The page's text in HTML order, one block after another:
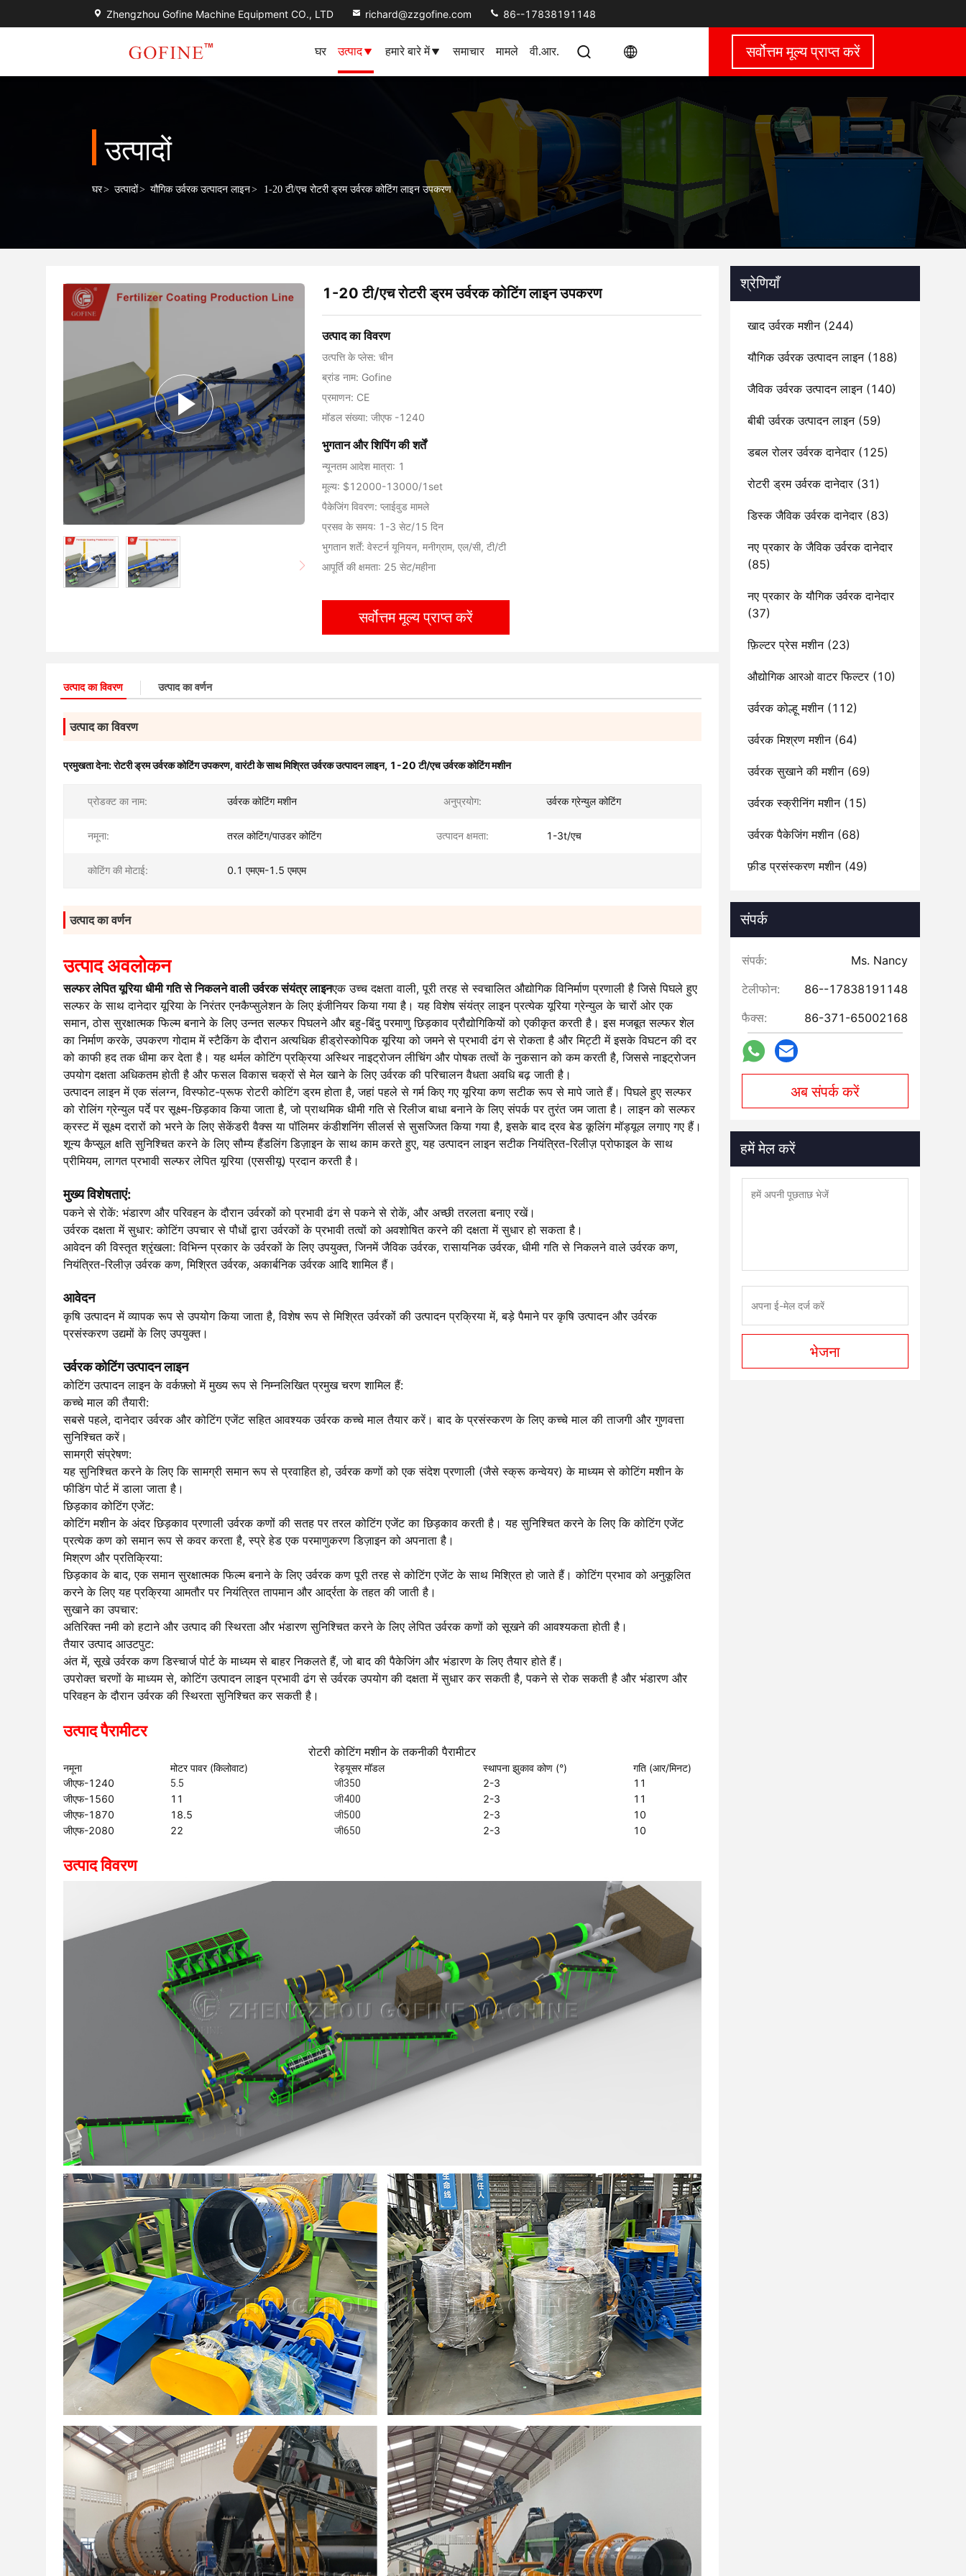
Zhengzhou Gofine Machine Equipment CO., LTD richard@zzgofine.com 86--17838191148
घर उत्पाद हमारे बारे में समाचार मामले वी.आर. सर्वोत्तम मूल्य प्राप्त करें
उत्पादों
घर> उत्पादों> यौगिक उर्वरक उत्पादन लाइन> 1-20 टी/एच रोटरी ड्रम उर्वरक कोटिंग लाइन उपकरण
1-20 टी/एच रोटरी ड्रम उर्वरक कोटिंग लाइन उपकरण
उत्पाद का विवरण
उत्पत्ति के प्लेस: चीन
ब्रांड नाम: Gofine
प्रमाणन: CE
मॉडल संख्या: जीएफ -1240
भुगतान और शिपिंग की शर्तें
न्यूनतम आदेश मात्रा: 1
मूल्य: $12000-13000/1set
पैकेजिंग विवरण: प्लाईवुड मामले
प्रसव के समय: 1-3 सेट/15 दिन
भुगतान शर्तें: वेस्टर्न यूनियन, मनीग्राम, एल/सी, टी/टी
आपूर्ति की क्षमता: 25 सेट/महीना
सर्वोत्तम मूल्य प्राप्त करें
उत्पाद का विवरण उत्पाद का वर्णन
उत्पाद का विवरण
प्रमुखता देना:रोटरी ड्रम उर्वरक कोटिंग उपकरण,वारंटी के साथ मिश्रित उर्वरक उत्पादन लाइन, 1-20 टी/एच उर्वरक कोटिंग मशीन
प्रोडक्ट का नाम: उर्वरक कोटिंग मशीन अनुप्रयोग: उर्वरक ग्रेन्युल कोटिंग
नमूना: तरल कोटिंग/पाउडर कोटिंग उत्पादन क्षमता: 1-3t/एच
कोटिंग की मोटाई: 0.1 एमएम-1.5 एमएम
उत्पाद का वर्णन
उत्पाद अवलोकन
सल्फर लेपित यूरिया धीमी गति से निकलने वाली उर्वरक संयंत्र लाइनएक उच्च दक्षता वाली, पूरी तरह से स्वचालित औद्योगिक विनिर्माण प्रणाली है जिसे पिघले हुए
सल्फर के साथ दानेदार यूरिया के निरंतर एनकैप्सुलेशन के लिए इंजीनियर किया गया है। यह विशेष संयंत्र लाइन प्रत्येक यूरिया ग्रेन्युल के चारों ओर एक
समान, ठोस सुरक्षात्मक फिल्म बनाने के लिए उन्नत सल्फर पिघलने और बहु-बिंदु परमाणु छिड़काव प्रौद्योगिकियों को एकीकृत करती है। इस मजबूत सल्फर शेल
का निर्माण करके, उपकरण गोदाम में स्टैकिंग के दौरान अत्यधिक हीड्रोस्कोपिक यूरिया को जमने से प्रभावी ढंग से रोकता है और मिट्टी में इसके विघटन की दर
को काफी हद तक धीमा कर देता है। यह थर्मल कोटिंग प्रक्रिया अस्थिर नाइट्रोजन लीचिंग और पोषक तत्वों के नुकसान को कम करती है, जिससे नाइट्रोजन
उपयोग दक्षता अधिकतम होती है और फसल विकास चक्रों से मेल खाने के लिए उर्वरक की परिचालन वैधता अवधि बढ़ जाती है।
उत्पादन लाइन में एक संलग्न, विस्फोट-प्रूफ रोटरी कोटिंग ड्रम होता है, जहां पहले से गर्म किए गए यूरिया कण सटीक रूप से मापे जाते हैं। पिघले हुए सल्फर
को रोलिंग ग्रेन्युल पर्दे पर सूक्ष्म-छिड़काव किया जाता है, जो प्राथमिक धीमी गति से रिलीज बाधा बनाने के लिए संपर्क पर तुरंत जम जाता है। लाइन को सल्फर
क्रस्ट में सूक्ष्म दरारों को भरने के लिए सेकेंडरी वैक्स या पॉलिमर कंडीशनिंग सीलर्स से सुसज्जित किया गया है, इसके बाद द्रव बेड कूलिंग मॉड्यूल लगाए गए हैं।
शून्य कैप्सूल क्षति सुनिश्चित करने के लिए सौम्य हैंडलिंग डिज़ाइन के साथ काम करते हुए, यह उत्पादन लाइन सटीक नियंत्रित-रिलीज़ प्रोफाइल के साथ
प्रीमियम, लागत प्रभावी सल्फर लेपित यूरिया (एससीयू) प्रदान करती है।
मुख्य विशेषताएं:
पकने से रोकें: भंडारण और परिवहन के दौरान उर्वरकों को प्रभावी ढंग से पकने से रोकें, और अच्छी तरलता बनाए रखें।
उर्वरक दक्षता में सुधार: कोटिंग उपचार से पौधों द्वारा उर्वरकों के प्रभावी तत्वों को अवशोषित करने की दक्षता में सुधार हो सकता है।
आवेदन की विस्तृत श्रृंखला: विभिन्न प्रकार के उर्वरकों के लिए उपयुक्त, जिनमें जैविक उर्वरक, रासायनिक उर्वरक, धीमी गति से निकलने वाले उर्वरक कण,
नियंत्रित-रिलीज़ उर्वरक कण, मिश्रित उर्वरक, अकार्बनिक उर्वरक आदि शामिल हैं।
आवेदन
कृषि उत्पादन में व्यापक रूप से उपयोग किया जाता है, विशेष रूप से मिश्रित उर्वरकों की उत्पादन प्रक्रिया में, बड़े पैमाने पर कृषि उत्पादन और उर्वरक
प्रसंस्करण उद्यमों के लिए उपयुक्त।
उर्वरक कोटिंग उत्पादन लाइन
कोटिंग उत्पादन लाइन के वर्कफ़्लो में मुख्य रूप से निम्नलिखित प्रमुख चरण शामिल हैं:
कच्चे माल की तैयारी:
सबसे पहले, दानेदार उर्वरक और कोटिंग एजेंट सहित आवश्यक उर्वरक कच्चे माल तैयार करें। बाद के प्रसंस्करण के लिए कच्चे माल की ताजगी और गुणवत्ता
सुनिश्चित करें।
सामग्री संप्रेषण:
यह सुनिश्चित करने के लिए कि सामग्री समान रूप से प्रवाहित हो, उर्वरक कणों को एक संदेश प्रणाली (जैसे स्क्रू कन्वेयर) के माध्यम से कोटिंग मशीन के
फीडिंग पोर्ट में डाला जाता है।
छिड़काव कोटिंग एजेंट:
कोटिंग मशीन के अंदर छिड़काव प्रणाली उर्वरक कणों की सतह पर तरल कोटिंग एजेंट का छिड़काव करती है। यह सुनिश्चित करने के लिए कि कोटिंग एजेंट
प्रत्येक कण को ​​समान रूप से कवर करता है, स्प्रे हेड एक परमाणुकरण डिज़ाइन को अपनाता है।
मिश्रण और प्रतिक्रिया:
छिड़काव के बाद, एक समान सुरक्षात्मक फिल्म बनाने के लिए उर्वरक कण पूरी तरह से कोटिंग एजेंट के साथ मिश्रित हो जाते हैं। कोटिंग प्रभाव को अनुकूलित
करने के लिए यह प्रक्रिया आमतौर पर नियंत्रित तापमान और आर्द्रता के तहत की जाती है।
सुखाने का उपचार:
अतिरिक्त नमी को हटाने और उत्पाद की स्थिरता और भंडारण सुनिश्चित करने के लिए लेपित उर्वरक कणों को सूखने की आवश्यकता होती है।
तैयार उत्पाद आउटपुट:
अंत में, सूखे उर्वरक कण डिस्चार्ज पोर्ट के माध्यम से बाहर निकलते हैं, जो बाद की पैकेजिंग और भंडारण के लिए तैयार होते हैं।
उपरोक्त चरणों के माध्यम से, कोटिंग उत्पादन लाइन प्रभावी ढंग से उर्वरक उपयोग की दक्षता में सुधार कर सकती है, पकने से रोक सकती है और भंडारण और
परिवहन के दौरान उर्वरक की स्थिरता सुनिश्चित कर सकती है।
उत्पाद पैरामीटर
रोटरी कोटिंग मशीन के तकनीकी पैरामीटर
नमूना मोटर पावर (किलोवाट) रेड्यूसर मॉडल स्थापना झुकाव कोण (°)
गति (आर/मिनट)
जीएफ-1240
5.5 जी350 2-3
11
जीएफ-1560
11 जी400 2-3
11
जीएफ-1870
18.5 जी500 2-3
10
जीएफ-2080
22 जी650 2-3 10
उत्पाद विवरण
श्रेणियाँ
खाद उर्वरक मशीन(244)
यौगिक उर्वरक उत्पादन लाइन(188)
जैविक उर्वरक उत्पादन लाइन(140)
बीबी उर्वरक उत्पादन लाइन(59)
डबल रोलर उर्वरक दानेदार(125)
रोटरी ड्रम उर्वरक दानेदार(31)
डिस्क जैविक उर्वरक दानेदार(83)
नए प्रकार के जैविक उर्वरक दानेदार
(85)
नए प्रकार के यौगिक उर्वरक दानेदार
(37)
फ़िल्टर प्रेस मशीन(23)
औद्योगिक आरओ वाटर फिल्टर(10)
उर्वरक कोल्हू मशीन(112)
उर्वरक मिश्रण मशीन(64)
उर्वरक सुखाने की मशीन(69)
उर्वरक स्क्रीनिंग मशीन(15)
उर्वरक पैकेजिंग मशीन(68)
फ़ीड प्रसंस्करण मशीन(49)
संपर्क
संपर्क:
Ms. Nancy
टेलीफोन:
86--17838191148
फैक्स:
86-371-65002168
अब संपर्क करें
हमें मेल करें
भेजना